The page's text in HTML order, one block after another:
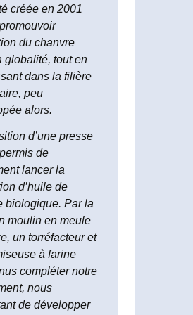
chanvre
aux
par les
tartiner,
gamme
issus
créée en 2001
du chanvre
globalité, tout en
dans la filière
peu
alors.
d’une presse
de
lancer la
d’huile de
biologique. Par la
moulin en meule
un torréfacteur et
à farine
compléter notre
nous
de développer